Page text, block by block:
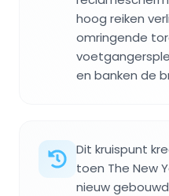
hoog reiken
omringende
en banken de
Dit kruispunt
toen The New
nieuw